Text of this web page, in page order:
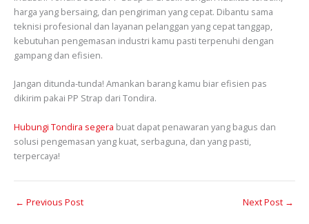
harga yang bersaing, dan pengiriman yang cepat. Dibantu sama
teknisi profesional dan layanan pelanggan yang cepat tanggap,
kebutuhan pengemasan industri kamu pasti terpenuhi dengan
gampang dan efisien.
Jangan ditunda-tunda! Amankan barang kamu biar efisien pas
dikirim pakai PP Strap dari Tondira.
Hubungi Tondira segera buat dapat penawaran yang bagus dan
solusi pengemasan yang kuat, serbaguna, dan yang pasti,
terpercaya!
← Previous Post Next Post →